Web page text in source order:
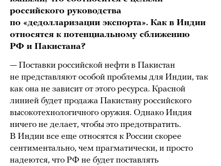
российского руководства
по «дедолларизации экспорта». Как в Индии
относятся к потенциальному сближению
РФ и Пакистана?
— Поставки российской нефти в Пакистан
не представляют особой проблемы для Индии, так
как она не зависит от этого ресурса. Красной
линией будет продажа Пакистану российского
высокотехнологичного оружия. Однако Индия
ничего не делает, чтобы это предотвратить.
В Индии все еще относятся к России скорее
сентиментально, чем прагматически, и просто
надеются, что РФ не будет поставлять